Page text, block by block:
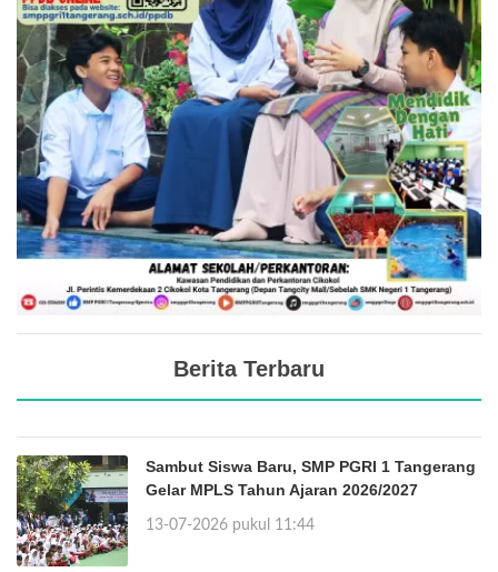
Berita Terbaru
Sambut Siswa Baru, SMP PGRI 1 Tangerang
Gelar MPLS Tahun Ajaran 2026/2027
13-07-2026 pukul 11:44